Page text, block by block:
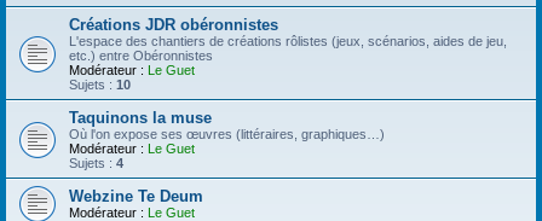
Créations JDR obéronnistes
L'espace des chantiers de créations rôlistes (jeux, scénarios, aides de jeu,
etc.) entre Obéronnistes
Modérateur : Le Guet
Sujets : 10
Taquinons la muse
Où l'on expose ses œuvres (littéraires, graphiques…)
Modérateur : Le Guet
Sujets : 4
Webzine Te Deum
Modérateur : Le Guet